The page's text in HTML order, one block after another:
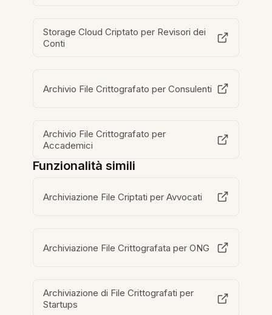
Storage Cloud Criptato per Revisori dei
Conti
Archivio File Crittografato per Consulenti
Archivio File Crittografato per
Accademici
Funzionalità simili
Archiviazione File Criptati per Avvocati
Archiviazione File Crittografata per ONG
Archiviazione di File Crittografati per
Startups